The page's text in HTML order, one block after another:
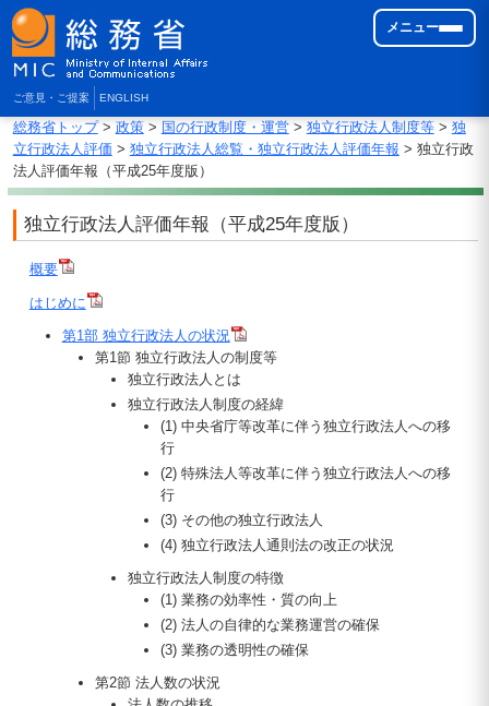
ご意見・ご提案 ENGLISH
メニュー
総務省トップ> 政策> 国の行政制度・運営> 独立行政法人制度等> 独
立行政法人評価 > 独立行政法人総覧・独立行政法人評価年報 > 独立行政
法人評価年報（平成25年度版）
独立行政法人評価年報（平成25年度版）
概要
はじめに
第1部 独立行政法人の状況
第1節 独立行政法人の制度等
独立行政法人とは
独立行政法人制度の経緯
(1) 中央省庁等改革に伴う独立行政法人への移
行
(2) 特殊法人等改革に伴う独立行政法人への移
行
(3) その他の独立行政法人
(4) 独立行政法人通則法の改正の状況
独立行政法人制度の特徴
(1) 業務の効率性・質の向上
(2) 法人の自律的な業務運営の確保
(3) 業務の透明性の確保
第2節 法人数の状況